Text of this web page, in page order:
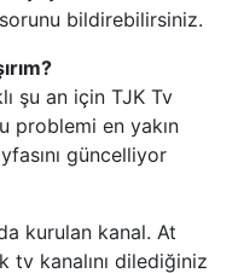
bildirebilirsiniz.
şu an için TJK Tv
problemi en yakın
güncelliyor
kurulan kanal. At
tv kanalını dilediğiniz